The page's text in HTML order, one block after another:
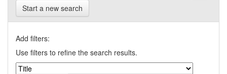
Start a new search
Add filters:
Use filters to refine the search results.